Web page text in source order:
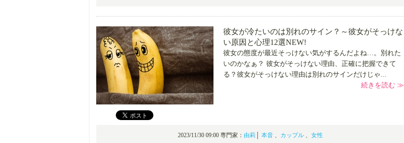
彼女が冷たいのは別れのサイン？～彼女がそっけな
い原因と心理12選NEW!
彼女の態度が最近そっけない気がするんだよね…。別れた
いのかなぁ？ 彼女がそっけない理由、正確に把握できて
る？彼女がそっけない理由は別れのサインだけじゃ...
続きを読む ≫
2023/11/30 09:00 専門家： 由莉 本音、 カップル、 女性